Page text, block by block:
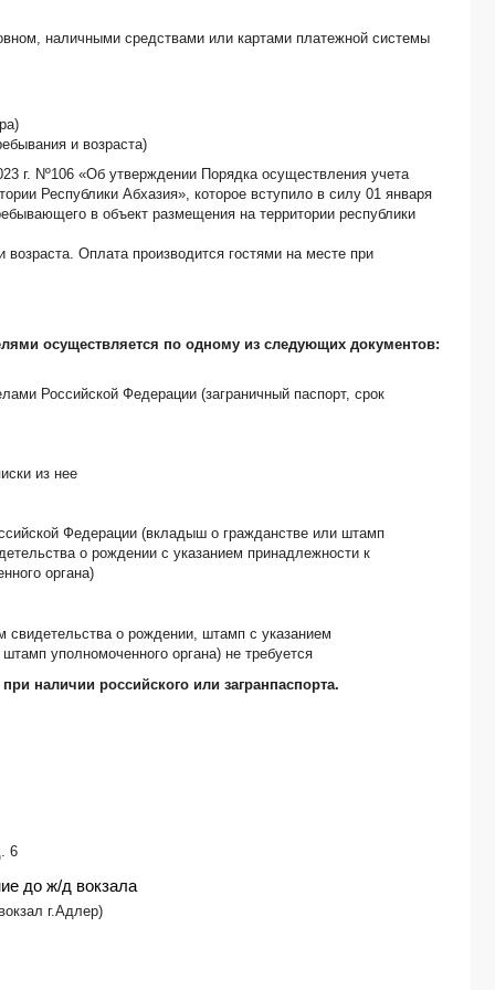
РУНО, гостевой дом эконом -*
ТРИСТАН, отель стандарт -*
POSEIDON HOTEL (ПОСЕЙДОН ОТЕЛЬ), гостевой дом стандарт -*
SUNNY VILLAGE (САННИ ВИЛЛАДЖ), гостевой дом эконом -*
ПРЕСТИЖ, гостиница эконом -*
LAVRA, гостиница эконом -*
ГАЛИНА, отель -*
ГРЕЙС АКВА ВИЛЛА, отель комфорт -*
САДЗЕН -*
ГОРНЫЙ РУЧЕЙ, отель стандарт -*
РУСЛАН, гостевой дом -*
МАНДАРИН, отель стандарт -*
наличными средствами или картами платежной системы
и возраста)
г. Nº106 «Об утверждении Порядка осуществления учета
Республики Абхазия», которое вступило в силу 01 января
в объект размещения на территории республики
Оплата производится гостями на месте при
осуществляется по одному из следующих документов:
Российской Федерации (заграничный паспорт, срок
из нее
Федерации (вкладыш о гражданстве или штамп
о рождении с указанием принадлежности к
органа)
свидетельства о рождении, штамп с указанием
уполномоченного органа) не требуется
наличии российского или загранпаспорта.
6
до ж/д вокзала
г.Адлер)